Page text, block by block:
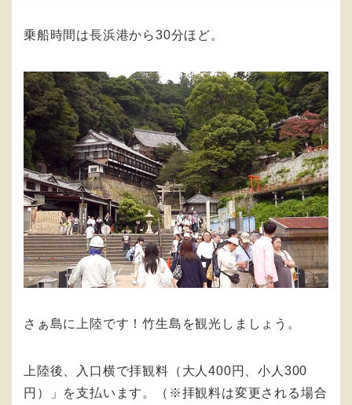
乗船時間は長浜港から30分ほど。
さぁ島に上陸です！竹生島を観光しましょう。
上陸後、入口横で拝観料（大人400円、小人300
円）」を支払います。（※拝観料は変更される場合